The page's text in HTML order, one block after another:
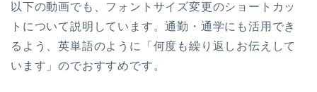
以下の動画でも、フォントサイズ変更のショートカッ
トについて説明しています。通勤・通学にも活用でき
るよう、英単語のように「何度も繰り返しお伝えして
います」のでおすすめです。